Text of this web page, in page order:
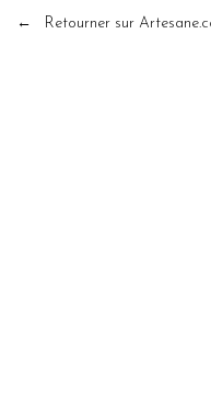
← Retourner sur